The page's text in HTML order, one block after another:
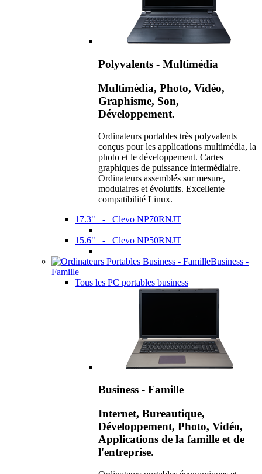
Polyvalents - Multimédia
Multimédia, Photo, Vidéo,
Graphisme, Son,
Développement.
Ordinateurs portables très polyvalents
conçus pour les applications multimédia, la
photo et le développement. Cartes
graphiques de puissance intermédiaire.
Ordinateurs assemblés sur mesure,
modulaires et évolutifs. Excellente
compatibilité Linux.
17.3" - Clevo NP70RNJT
15.6" - Clevo NP50RNJT
Business -
Famille
Tous les PC portables business
Business - Famille
Internet, Bureautique,
Développement, Photo, Vidéo,
Applications de la famille et de
l'entreprise.